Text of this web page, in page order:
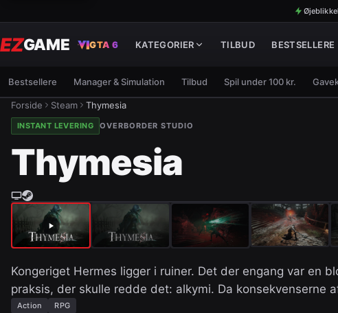
EZGAME GTA 6 KATEGORIER TILBUD BESTSELLERE
Bestsellere Manager & Simulation Tilbud Spil under 100 kr.
Forside Steam Thymesia
INSTANT LEVERING OVERBORDER STUDIO
Thymesia
Kongeriget Hermes ligger i ruiner. Det der engang var en
praksis, der skulle redde det: alkymi. Da konsekvenserne
Action RPG